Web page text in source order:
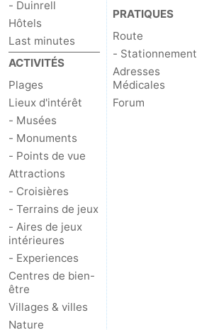
- Duinrell
Hôtels
Last minutes
ACTIVITÉS
Plages
Lieux d'intérêt
- Musées
- Monuments
- Points de vue
Attractions
- Croisières
- Terrains de jeux
- Aires de jeux
intérieures
- Experiences
Centres de bien-
être
Villages & villes
Nature
PRATIQUES
Route
- Stationnement
Adresses
Médicales
Forum